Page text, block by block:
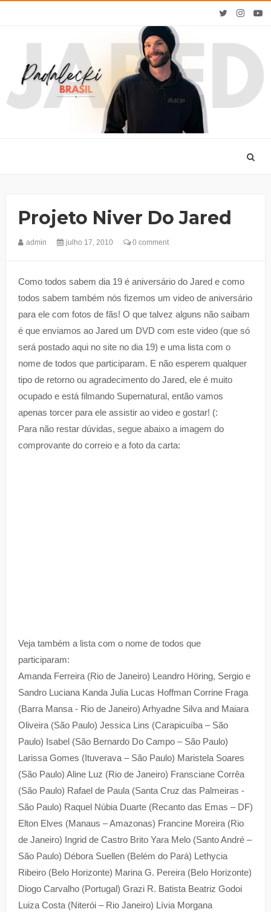
Projeto Niver Do Jared
admin julho 17, 2010 0 comment
Como todos sabem dia 19 é aniversário do Jared e como
todos sabem também nós fizemos um video de aniversário
para ele com fotos de fãs! O que talvez alguns não saibam
é que enviamos ao Jared um DVD com este video (que só
será postado aqui no site no dia 19) e uma lista com o
nome de todos que participaram. E não esperem qualquer
tipo de retorno ou agradecimento do Jared, ele é muito
ocupado e está filmando Supernatural, então vamos
apenas torcer para ele assistir ao video e gostar! (:
Para não restar dúvidas, segue abaixo a imagem do
comprovante do correio e a foto da carta:
Veja também a lista com o nome de todos que
participaram:
Amanda Ferreira (Rio de Janeiro) Leandro Höring, Sergio e
Sandro Luciana Kanda Julia Lucas Hoffman Corrine Fraga
(Barra Mansa - Rio de Janeiro) Arhyadne Silva and Maiara
Oliveira (São Paulo) Jessica Lins (Carapicuíba – São
Paulo) Isabel (São Bernardo Do Campo – São Paulo)
Larissa Gomes (Ituverava – São Paulo) Maristela Soares
(São Paulo) Aline Luz (Rio de Janeiro) Fransciane Corrêa
(São Paulo) Rafael de Paula (Santa Cruz das Palmeiras -
São Paulo) Raquel Núbia Duarte (Recanto das Emas – DF)
Elton Elves (Manaus – Amazonas) Francine Moreira (Rio
de Janeiro) Ingrid de Castro Brito Yara Melo (Santo André –
São Paulo) Débora Suellen (Belém do Pará) Lethycia
Ribeiro (Belo Horizonte) Marina G. Pereira (Belo Horizonte)
Diogo Carvalho (Portugal) Grazi R. Batista Beatriz Godoi
Luiza Costa (Niterói – Rio Janeiro) Lívia Morgana